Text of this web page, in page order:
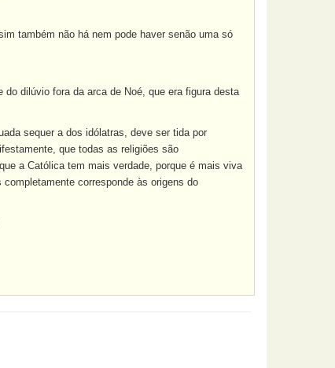
também não há nem pode haver senão uma só
dilúvio fora da arca de Noé, que era figura desta
sequer a dos idólatras, deve ser tida por
que todas as religiões são
a Católica tem mais verdade, porque é mais viva
corresponde às origens do